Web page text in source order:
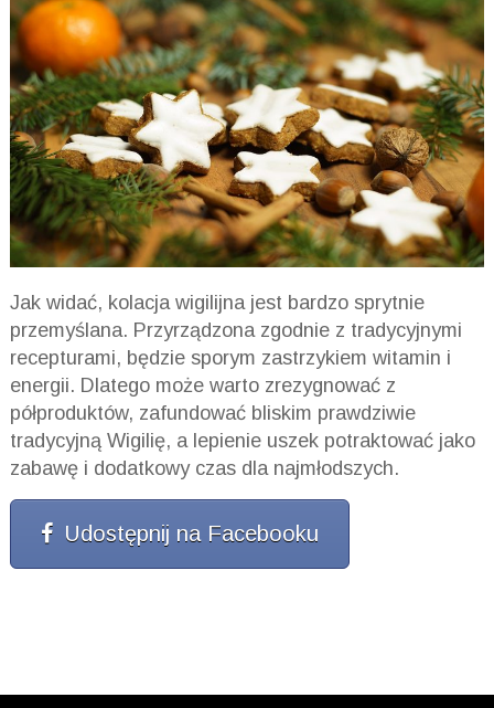
Jak widać, kolacja wigilijna jest bardzo sprytnie
przemyślana. Przyrządzona zgodnie z tradycyjnymi
recepturami, będzie sporym zastrzykiem witamin i
energii. Dlatego może warto zrezygnować z
półproduktów, zafundować bliskim prawdziwie
tradycyjną Wigilię, a lepienie uszek potraktować jako
zabawę i dodatkowy czas dla najmłodszych.
Udostępnij na Facebooku